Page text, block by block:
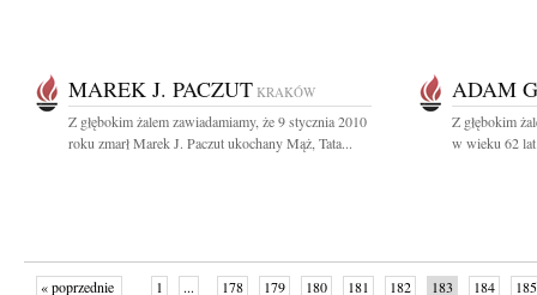
MAREK J. PACZUT KRAKÓW
Z głębokim żalem zawiadamiamy, że 9 stycznia 2010
roku zmarł Marek J. Paczut ukochany Mąż, Tata...
ADAM
Z głębokim
w wieku 62
« poprzednie 1 ... 178 179 180 181 182 183 184 185